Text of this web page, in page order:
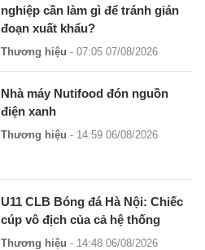
nghiệp cần làm gì để tránh gián
đoạn xuất khẩu?
Thương hiệu - 07:05 07/08/2026
Nhà máy Nutifood đón nguồn
điện xanh
Thương hiệu - 14:59 06/08/2026
U11 CLB Bóng đá Hà Nội: Chiếc
cúp vô địch của cả hệ thống
Thương hiệu - 14:48 06/08/2026